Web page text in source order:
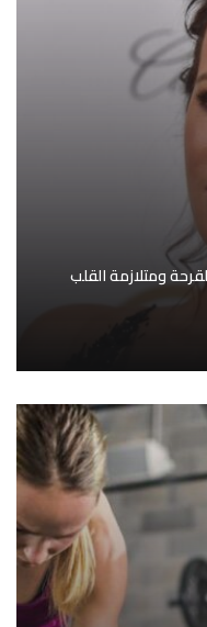
ومتلازمة القلب